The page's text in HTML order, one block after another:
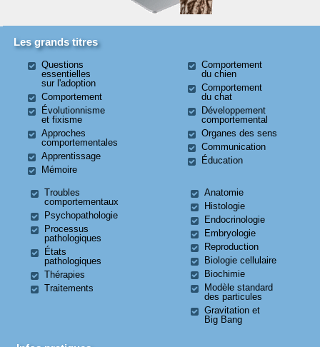
Les grands titres
Questions
essentielles
sur l'adoption
Comportement
Évolutionnisme
et fixisme
Approches
comportementales
Apprentissage
Mémoire
Comportement
du chien
Comportement
du chat
Développement
comportemental
Organes des sens
Communication
Éducation
Troubles
comportementaux
Psychopathologie
Processus
pathologiques
États
pathologiques
Thérapies
Traitements
Anatomie
Histologie
Endocrinologie
Embryologie
Reproduction
Biologie cellulaire
Biochimie
Modèle standard
des particules
Gravitation et
Big Bang